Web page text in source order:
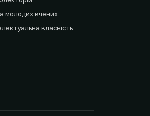
молодих вчених
власність